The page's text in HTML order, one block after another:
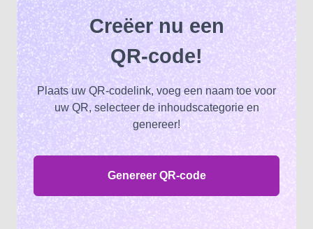
Creëer nu een
QR-code!
Plaats uw QR-codelink, voeg een naam toe voor
uw QR, selecteer de inhoudscategorie en
genereer!
Genereer QR-code